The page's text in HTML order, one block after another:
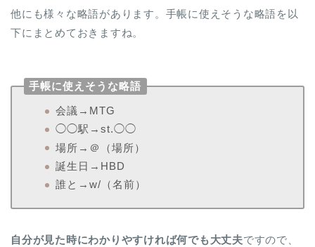
他にも様々な略語があります。手帳に使えそうな略語を以
下にまとめておきますね。
手帳に使えそうな略語
会議→MTG
◯◯駅→st.◯◯
場所→＠（場所）
誕生日→HBD
誰と→w/（名前）
自分が見た時にわかりやすければ何でも大丈夫ですので、